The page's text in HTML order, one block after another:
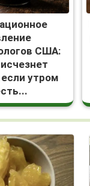
США:
утром